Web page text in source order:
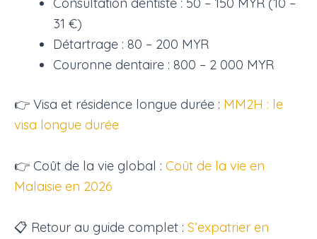
31 €)
Détartrage : 80 – 200 MYR
Couronne dentaire : 800 – 2 000 MYR
👉 Visa et résidence longue durée : MM2H : le
visa longue durée
👉 Coût de la vie global : Coût de la vie en
Malaisie en 2026
📋 Retour au guide complet : S’expatrier en